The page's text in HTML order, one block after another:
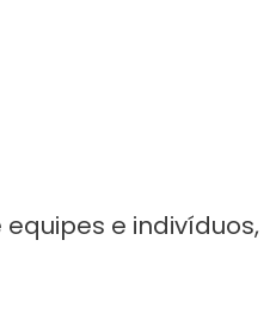
e indivíduos,